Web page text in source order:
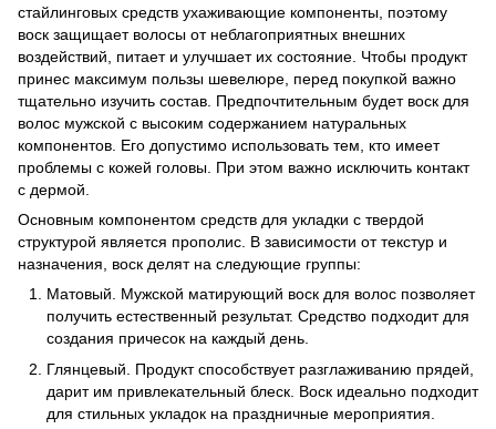
стайлинговых средств ухаживающие компоненты, поэтому
воск защищает волосы от неблагоприятных внешних
воздействий, питает и улучшает их состояние. Чтобы продукт
принес максимум пользы шевелюре, перед покупкой важно
тщательно изучить состав. Предпочтительным будет воск для
волос мужской с высоким содержанием натуральных
компонентов. Его допустимо использовать тем, кто имеет
проблемы с кожей головы. При этом важно исключить контакт
с дермой.
Основным компонентом средств для укладки с твердой
структурой является прополис. В зависимости от текстур и
назначения, воск делят на следующие группы:
Матовый. Мужской матирующий воск для волос позволяет
получить естественный результат. Средство подходит для
создания причесок на каждый день.
Глянцевый. Продукт способствует разглаживанию прядей,
дарит им привлекательный блеск. Воск идеально подходит
для стильных укладок на праздничные мероприятия.